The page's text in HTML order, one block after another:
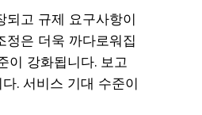
되고 규제 요구사항이
정은 더욱 까다로워집
이 강화됩니다. 보고
. 서비스 기대 수준이